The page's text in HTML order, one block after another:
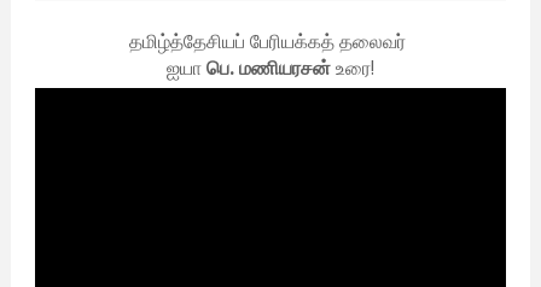
தமிழ்த்தேசியப் பேரியக்கத் தலைவர்
ஐயாபெ. மணியரசன்உரை!